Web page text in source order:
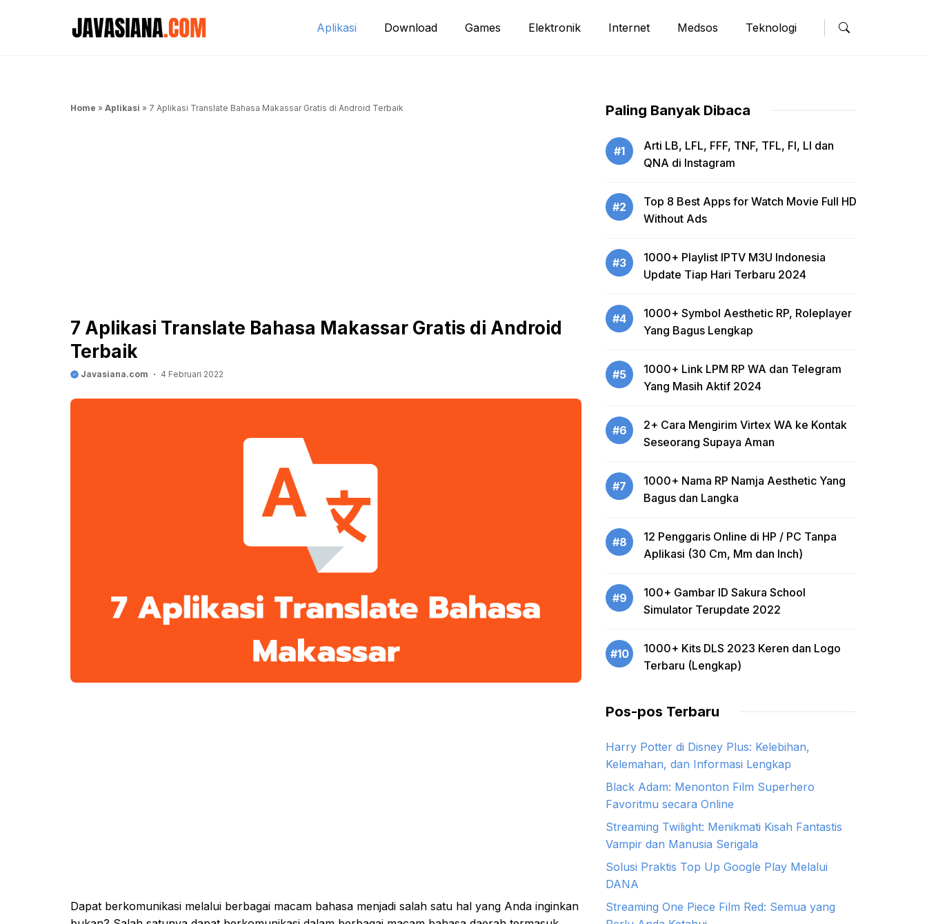
Aplikasi Download Games Elektronik Internet Medsos Teknologi
Home » Aplikasi » 7 Aplikasi Translate Bahasa Makassar Gratis di Android Terbaik
7 Aplikasi Translate Bahasa Makassar Gratis di Android
Terbaik
Javasiana.com 4 Februari 2022
Dapat berkomunikasi melalui berbagai macam bahasa menjadi salah satu hal yang Anda inginkan
Paling Banyak Dibaca
#1
Arti LB, LFL, FFF, TNF, TFL, FI, LI dan
QNA di Instagram
#2
Top 8 Best Apps for Watch Movie Full HD
Without Ads
#3
1000+ Playlist IPTV M3U Indonesia
Update Tiap Hari Terbaru 2024
#4
1000+ Symbol Aesthetic RP, Roleplayer
Yang Bagus Lengkap
#5
1000+ Link LPM RP WA dan Telegram
Yang Masih Aktif 2024
#6
2+ Cara Mengirim Virtex WA ke Kontak
Seseorang Supaya Aman
#7
1000+ Nama RP Namja Aesthetic Yang
Bagus dan Langka
#8
12 Penggaris Online di HP / PC Tanpa
Aplikasi (30 Cm, Mm dan Inch)
#9
100+ Gambar ID Sakura School
Simulator Terupdate 2022
#10
1000+ Kits DLS 2023 Keren dan Logo
Terbaru (Lengkap)
Pos-pos Terbaru
Harry Potter di Disney Plus: Kelebihan,
Kelemahan, dan Informasi Lengkap
Black Adam: Menonton Film Superhero
Favoritmu secara Online
Streaming Twilight: Menikmati Kisah Fantastis
Vampir dan Manusia Serigala
Solusi Praktis Top Up Google Play Melalui
DANA
Streaming One Piece Film Red: Semua yang